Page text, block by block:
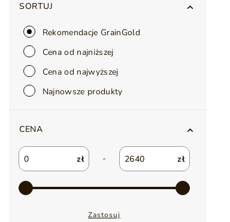
SORTUJ
Rekomendacje GrainGold
Cena od najniższej
Cena od najwyższej
Najnowsze produkty
CENA
zł - zł
Zastosuj